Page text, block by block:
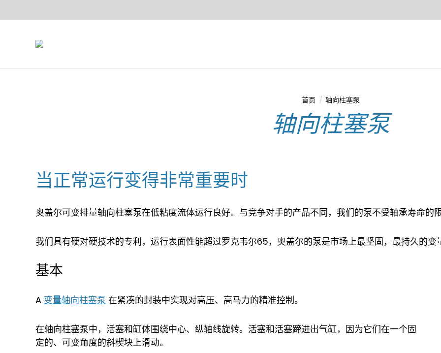
您在这里：
首页 轴向柱塞泵
轴向柱塞泵
当正常运行变得非常重要时
奥盖尔可变排量轴向柱塞泵在低粘度流体运行良好。与竞争对手的产品不同，我们的泵不受轴承寿命的
我们具有硬对硬技术的专利，运行表面性能超过罗克韦尔65，奥盖尔的泵是市场上最坚固，最持久的变
基本
A 变量轴向柱塞泵 在紧凑的封装中实现对高压、高马力的精准控制。
在轴向柱塞泵中，活塞和缸体围绕中心、纵轴线旋转。活塞和活塞蹄进出气缸，因为它们在一个固
定的、可变角度的斜楔块上滑动。